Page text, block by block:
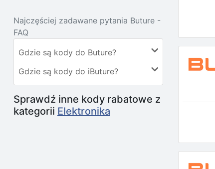
Najczęściej zadawane pytania Buture -
FAQ
Gdzie są kody do Buture?
Gdzie są kody do iButure?
Sprawdź inne kody rabatowe z
kategorii Elektronika